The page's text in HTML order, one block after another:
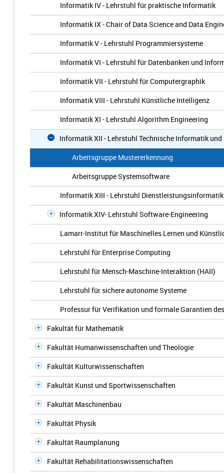
Informatik IV - Lehrstuhl für praktische Informatik
Informatik IX - Chair of Data Science and Data
Informatik V - Lehrstuhl Programmiersysteme
Informatik VI - Lehrstuhl für Datenbanken und
Informatik VII - Lehrstuhl für Computergraphik
Informatik VIII - Lehrstuhl Künstliche Intelligenz
Informatik XI - Lehrstuhl Algorithm Engineering
Informatik XII - Lehrstuhl Technische Informatik und
Arbeitsgruppe Mustererkennung
Arbeitsgruppe Systemsoftware
Informatik XIII - Lehrstuhl Dienstleistungsinformatik
Informatik XIV- Lehrstuhl Software-Engineering
Lamarr-Institut für Maschinelles Lernen und
Lehrstuhl für Enterprise Computing
Lehrstuhl für Mensch-Maschine-Interaktion (HAII)
Lehrstuhl für sichere autonome Systeme
Professur für Verifikation und formale Garantien
Fakultät für Mathematik
Fakultät Humanwissenschaften und Theologie
Fakultät Kulturwissenschaften
Fakultät Kunst und Sportwissenschaften
Fakultät Maschinenbau
Fakultät Physik
Fakultät Raumplanung
Fakultät Rehabilitationswissenschaften